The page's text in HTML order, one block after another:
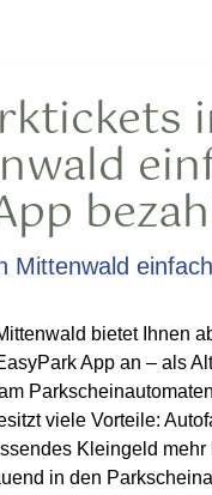
Mittenwald
bietet Ihnen
App an – als
viele Vorteile:
Kleingeld mehr
in den